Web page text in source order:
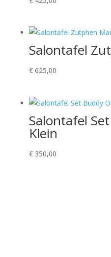
Salontafel
€625,00
Salontafel
Klein
€350,00